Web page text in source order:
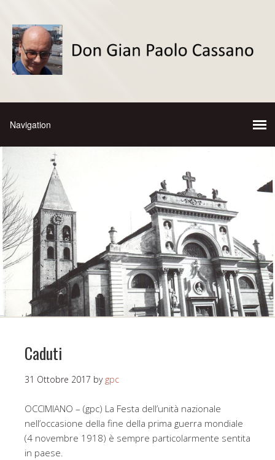
Caduti
31 Ottobre 2017 by gpc
OCCIMIANO – (gpc) La Festa dell’unità nazionale
nell’occasione della fine della prima guerra mondiale
(4 novembre 1918) è sempre particolarmente sentita
in paese.